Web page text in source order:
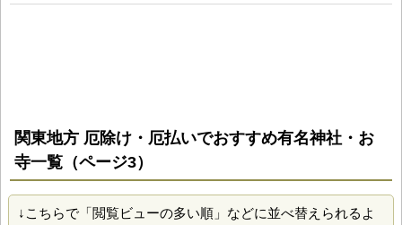
関東地方 厄除け・厄払いでおすすめ有名神社・お
寺一覧（ページ3）
↓こちらで「閲覧ビューの多い順」などに並べ替えられるよ